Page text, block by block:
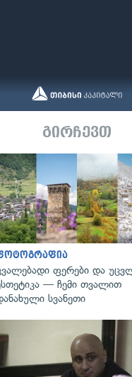
გირჩევთ
ფერები და
— ჩემი თვალით
სვანეთი